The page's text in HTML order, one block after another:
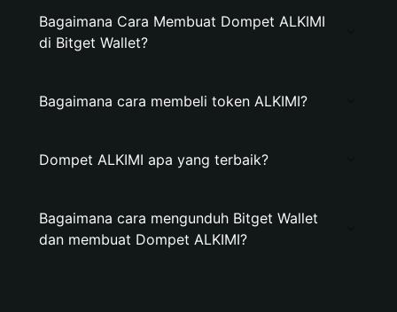
Bagaimana Cara Membuat Dompet ALKIMI
di Bitget Wallet?
Bagaimana cara membeli token ALKIMI?
Dompet ALKIMI apa yang terbaik?
Bagaimana cara mengunduh Bitget Wallet
dan membuat Dompet ALKIMI?